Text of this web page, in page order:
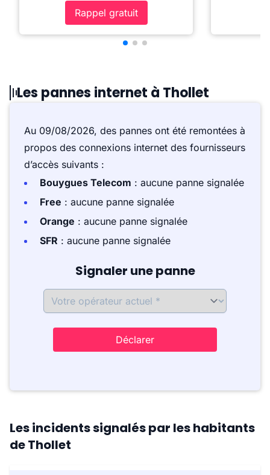
Rappel gratuit
Les pannes internet à Thollet
Au 09/08/2026, des pannes ont été remontées à
propos des connexions internet des fournisseurs
d’accès suivants :
Bouygues Telecom : aucune panne signalée
Free : aucune panne signalée
Orange : aucune panne signalée
SFR : aucune panne signalée
Signaler une panne
Déclarer
Les incidents signalés par les habitants
de Thollet